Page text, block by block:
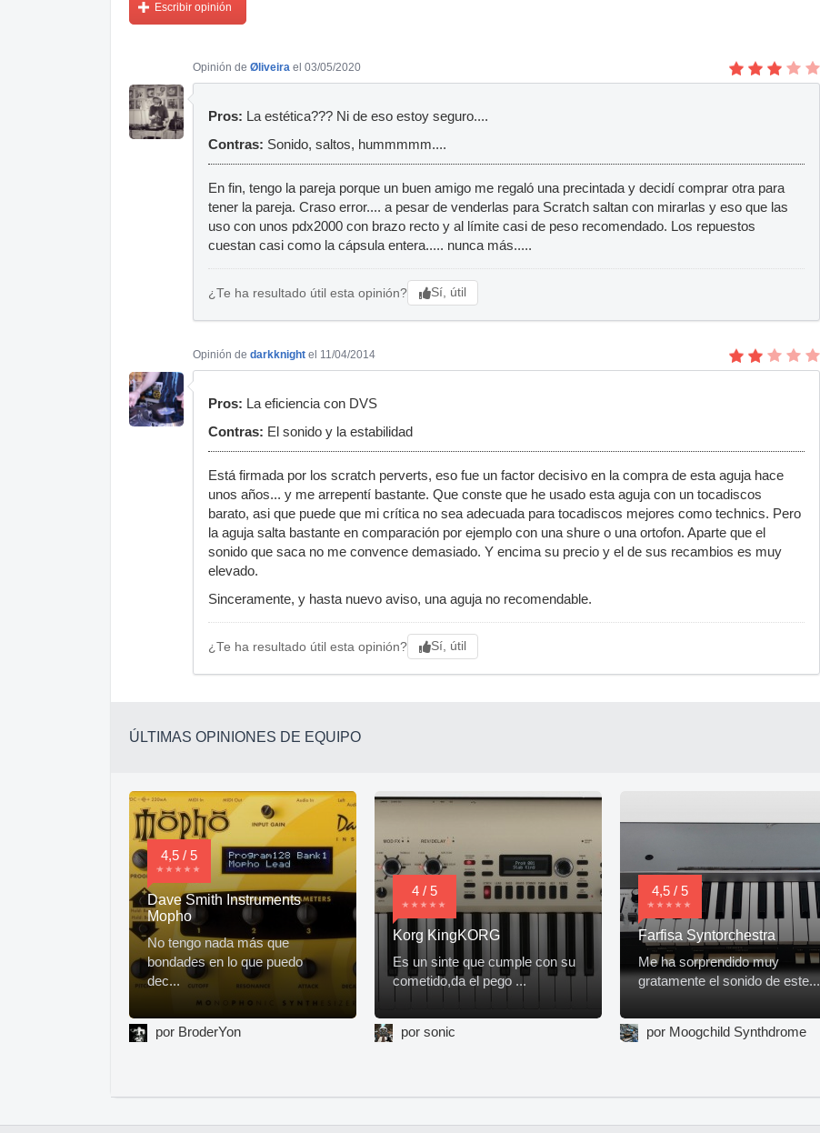
Escribir opinión
Opinión de Øliveira el 03/05/2020
Pros: La estética??? Ni de eso estoy seguro....
Contras: Sonido, saltos, hummmmm....
En fin, tengo la pareja porque un buen amigo me regaló una precintada y decidí comprar otra para
tener la pareja. Craso error.... a pesar de venderlas para Scratch saltan con mirarlas y eso que las
uso con unos pdx2000 con brazo recto y al límite casi de peso recomendado. Los repuestos
cuestan casi como la cápsula entera..... nunca más.....
¿Te ha resultado útil esta opinión? Sí, útil
Opinión de darkknight el 11/04/2014
Pros: La eficiencia con DVS
Contras: El sonido y la estabilidad
Está firmada por los scratch perverts, eso fue un factor decisivo en la compra de esta aguja hace
unos años... y me arrepentí bastante. Que conste que he usado esta aguja con un tocadiscos
barato, asi que puede que mi crítica no sea adecuada para tocadiscos mejores como technics. Pero
la aguja salta bastante en comparación por ejemplo con una shure o una ortofon. Aparte que el
sonido que saca no me convence demasiado. Y encima su precio y el de sus recambios es muy
elevado.
Sinceramente, y hasta nuevo aviso, una aguja no recomendable.
¿Te ha resultado útil esta opinión? Sí, útil
ÚLTIMAS OPINIONES DE EQUIPO
4,5 / 5
Dave Smith Instruments
Mopho
No tengo nada más que
bondades en lo que puedo
dec...
por BroderYon
4 / 5
Korg KingKORG
Es un sinte que cumple con su
cometido,da el pego ...
por sonic
4,5 / 5
Farfisa Syntorchestra
Me ha sorprendido muy
gratamente el sonido de este...
por Moogchild Synthdrome